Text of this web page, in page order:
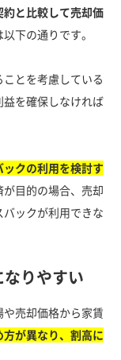
約と比較して売却価
下の通りです。
とを考慮している
益を確保しなければ
クの利用を検討す
目的の場合、売却
ックが利用できな
りやすい
売却価格から家賃
が異なり、割高に